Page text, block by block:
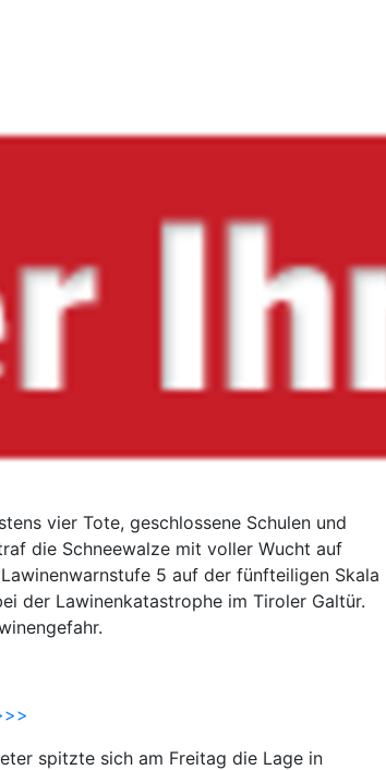
vier Tote, geschlossene Schulen und
die Schneewalze mit voller Wucht auf
5 auf der fünfteiligen Skala
der Lawinenkatastrophe im Tiroler Galtür.
spitzte sich am Freitag die Lage in